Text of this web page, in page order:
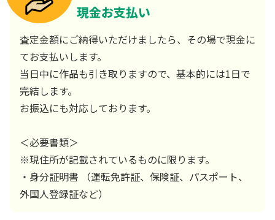
現金お支払い
査定金額にご納得いただけましたら、その場で現金に
てお支払いします。
当日中に作品も引き取りますので、基本的には1日で
完結します。
お振込にも対応しております。
＜必要書類＞
※現住所が記載されているものに限ります。
・身分証明書 （運転免許証、保険証、パスポート、
外国人登録証など）